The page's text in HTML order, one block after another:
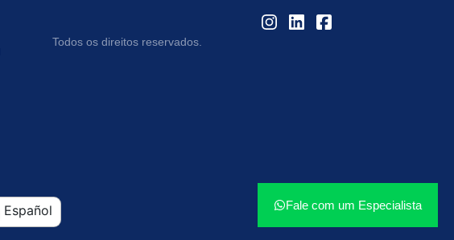
Todos os direitos reservados.
Fale com um Especialista
Español